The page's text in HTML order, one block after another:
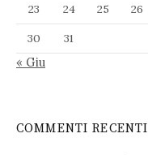
23
24 25 26
30
31
« Giu
COMMENTI RECENTI